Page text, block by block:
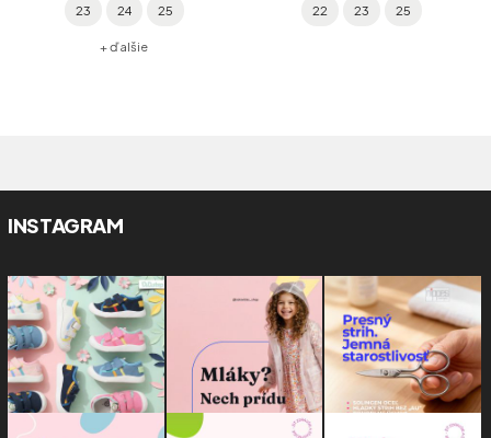
23 24 25
+ ďalšie
22 23 25
INSTAGRAM